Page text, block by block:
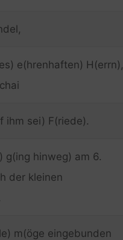
e(hrenhaften) H(errn),
ihm sei) F(riede).
g(ing hinweg) am 6.
der kleinen
m(öge eingebunden